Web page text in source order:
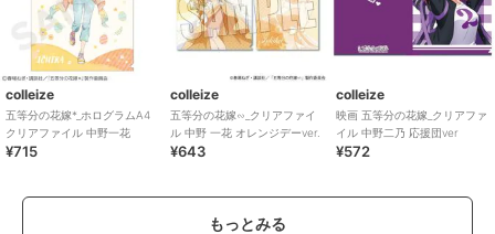
colleize
五等分の花嫁*_ホログラムA4
クリアファイル 中野一花
¥715
colleize
五等分の花嫁∽_クリアファイ
ル 中野 一花 オレンジデーver.
¥643
colleize
映画 五等分の花嫁_クリアファ
イル 中野二乃 応援団ver
¥572
もっとみる